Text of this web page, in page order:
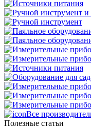
Все
Полезные статьи